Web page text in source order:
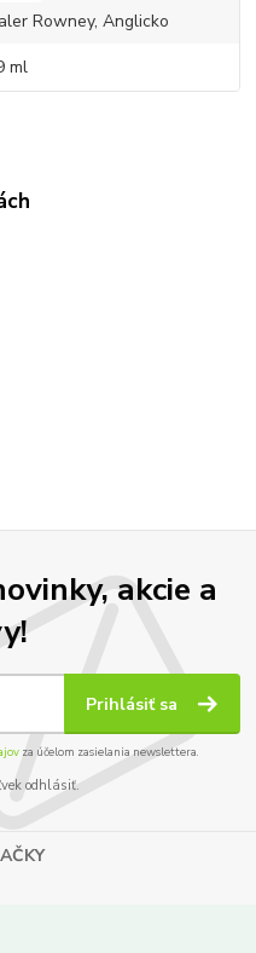
Rowney, Anglicko
ml
akcie a
Prihlásiť sa
za účelom zasielania newslettera.
odhlásiť.